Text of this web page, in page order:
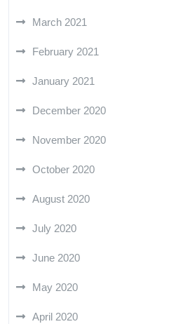
March 2021
February 2021
January 2021
December 2020
November 2020
October 2020
August 2020
July 2020
June 2020
May 2020
April 2020